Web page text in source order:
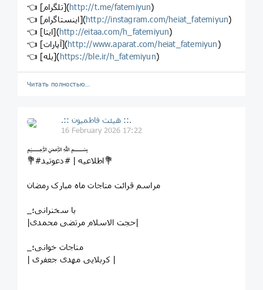
‎👈 [تلگرام](http://t.me/fatemiyun)
‎👈 [اینستاگرام](http://instagram.com/heiat_fatemiyun)
‎👈 [ایتا](http://eitaa.com/h_fatemiyun)
‎👈 [آپارات](http://www.aparat.com/heiat_fatemiyun)
‎👈 [بله](https://ble.ir/h_fatemiyun)
Читать полностью…
.:: هیئت فاطمیون ::.
16 February 2026 17:22
﷽⁦
💐#اطلاعیه | #دعوتید💐
️مراسم قرائت مناجات ماه مبارک رمضان
_با سخنرانی؛
|حجت الاسلام مرتضی محمدی|
_مناجات خوانی؛
| کربلایی مهدی جعفری |